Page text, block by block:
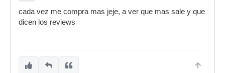
cada vez me compra mas jeje, a ver que mas sale y que
dicen los reviews